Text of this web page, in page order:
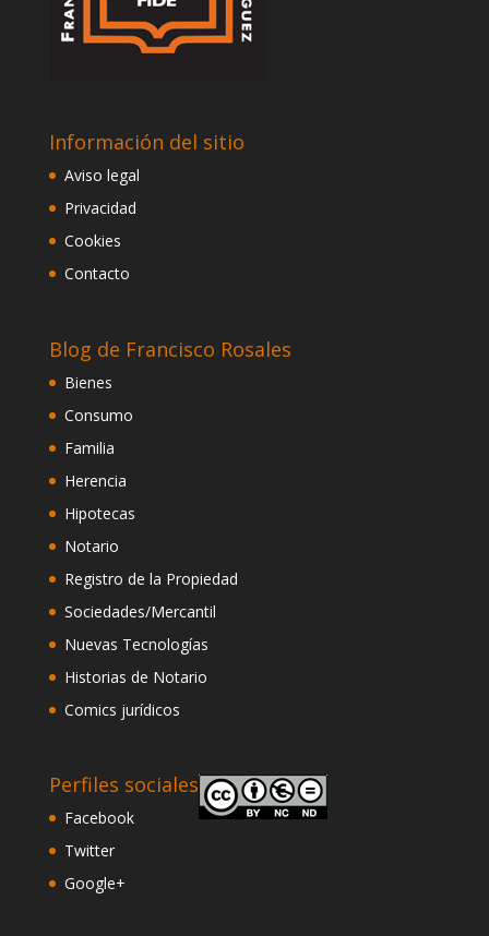
Información del sitio
Aviso legal
Privacidad
Cookies
Contacto
Blog de Francisco Rosales
Bienes
Consumo
Familia
Herencia
Hipotecas
Notario
Registro de la Propiedad
Sociedades/Mercantil
Nuevas Tecnologías
Historias de Notario
Comics jurídicos
Perfiles sociales
Facebook
Twitter
Google+